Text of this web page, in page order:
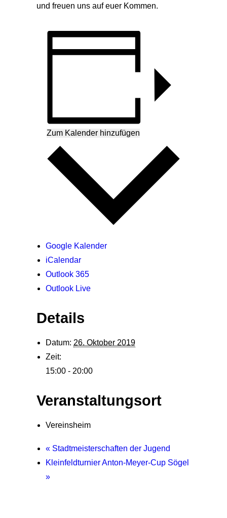
und freuen uns auf euer Kommen.
Zum Kalender hinzufügen
Google Kalender
iCalendar
Outlook 365
Outlook Live
Details
Datum: 26. Oktober 2019
Zeit:
15:00 - 20:00
Veranstaltungsort
Vereinsheim
« Stadtmeisterschaften der Jugend
Kleinfeldturnier Anton-Meyer-Cup Sögel
»